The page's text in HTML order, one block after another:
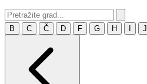
B C Č D F G H J